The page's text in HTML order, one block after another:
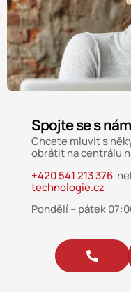
Spojte se s
Chcete mluvit s
obrátit na centrálu
+420 541 213 376
technologie.cz
Pondělí – pátek